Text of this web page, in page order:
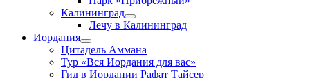
Калининград
Лечу в Калининград
Иордания
Цитадель Аммана
Тур «Вся Иордания для вас»
Гид в Иордании Рафат Тайсер